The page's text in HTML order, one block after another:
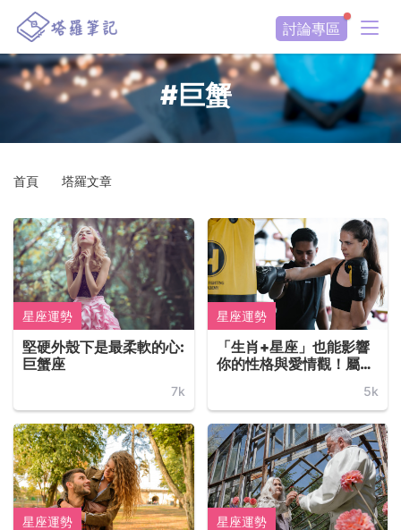
討論專區
#巨蟹
首頁 塔羅文章
星座運勢
堅硬外殼下是最柔軟的心:
巨蟹座
7k
星座運勢
「生肖+星座」也能影響
你的性格與愛情觀！屬於
析、職業事業選擇與戀愛
配對指南
5k
星座運勢 星座運勢